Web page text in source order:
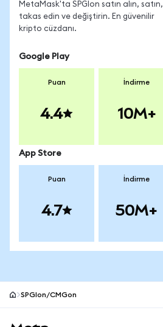
MetaMask'ta SPGIon satın alın, satın,
takas edin ve değiştirin. En güvenilir
kripto cüzdanı.
Google Play
Puan
4.4
İndirme
10M+
App Store
Puan
4.7
İndirme
50M+
SPGIon/CMGon